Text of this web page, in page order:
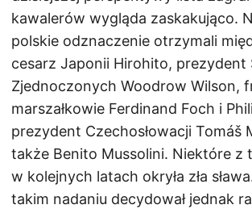
kawalerów wygląda zaskakująco.
polskie odznaczenie otrzymali
cesarz Japonii Hirohito, prezydent
Zjednoczonych Woodrow Wilson,
marszałkowie Ferdinand Foch i
prezydent Czechosłowacji Tomáš
także Benito Mussolini. Niektóre z
w kolejnych latach okryła zła
takim nadaniu decydował jednak